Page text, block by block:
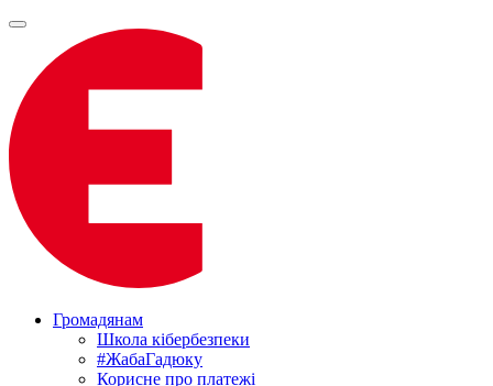
Громадянам
Школа кібербезпеки
#ЖабаГадюку
Корисне про платежі